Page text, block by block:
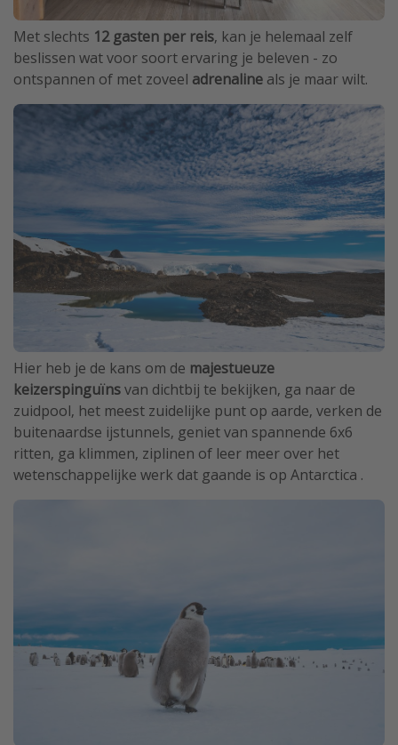
Met slechts 12 gasten per reis, kan je helemaal zelf
beslissen wat voor soort ervaring je beleven - zo
ontspannen of met zoveel adrenaline als je maar wilt.
Hier heb je de kans om de majestueuze
keizerspinguïnsvan dichtbij te bekijken, ga naar de
zuidpool, het meest zuidelijke punt op aarde, verken de
buitenaardse ijstunnels, geniet van spannende 6x6
ritten, ga klimmen, ziplinen of leer meer over het
wetenschappelijke werk dat gaande is op Antarctica .